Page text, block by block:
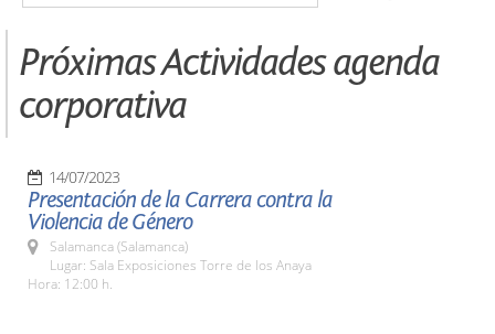
Próximas Actividades agenda
corporativa
14/07/2023
Presentación de la Carrera contra la
Violencia de Género
Salamanca (Salamanca)
Lugar: Sala Exposiciones Torre de los Anaya
Hora: 12:00 h.